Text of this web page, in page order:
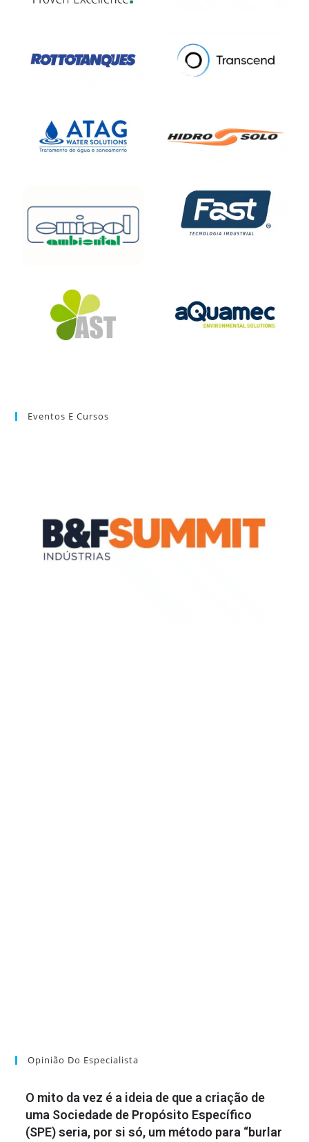
Eventos E Cursos
Opinião Do Especialista
O mito da vez é a ideia de que a criação de
uma Sociedade de Propósito Específico
(SPE) seria, por si só, um método para “burlar